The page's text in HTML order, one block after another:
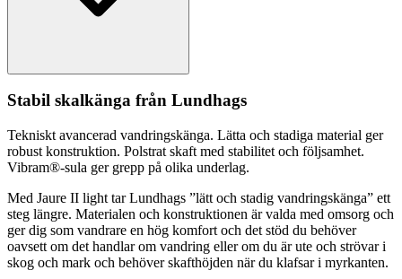
Stabil skalkänga från Lundhags
Tekniskt avancerad vandringskänga. Lätta och stadiga material ger
robust konstruktion. Polstrat skaft med stabilitet och följsamhet.
Vibram®-sula ger grepp på olika underlag.
Med Jaure II light tar Lundhags ”lätt och stadig vandringskänga” ett
steg längre. Materialen och konstruktionen är valda med omsorg och
ger dig som vandrare en hög komfort och det stöd du behöver
oavsett om det handlar om vandring eller om du är ute och strövar i
skog och mark och behöver skafthöjden när du klafsar i myrkanten.